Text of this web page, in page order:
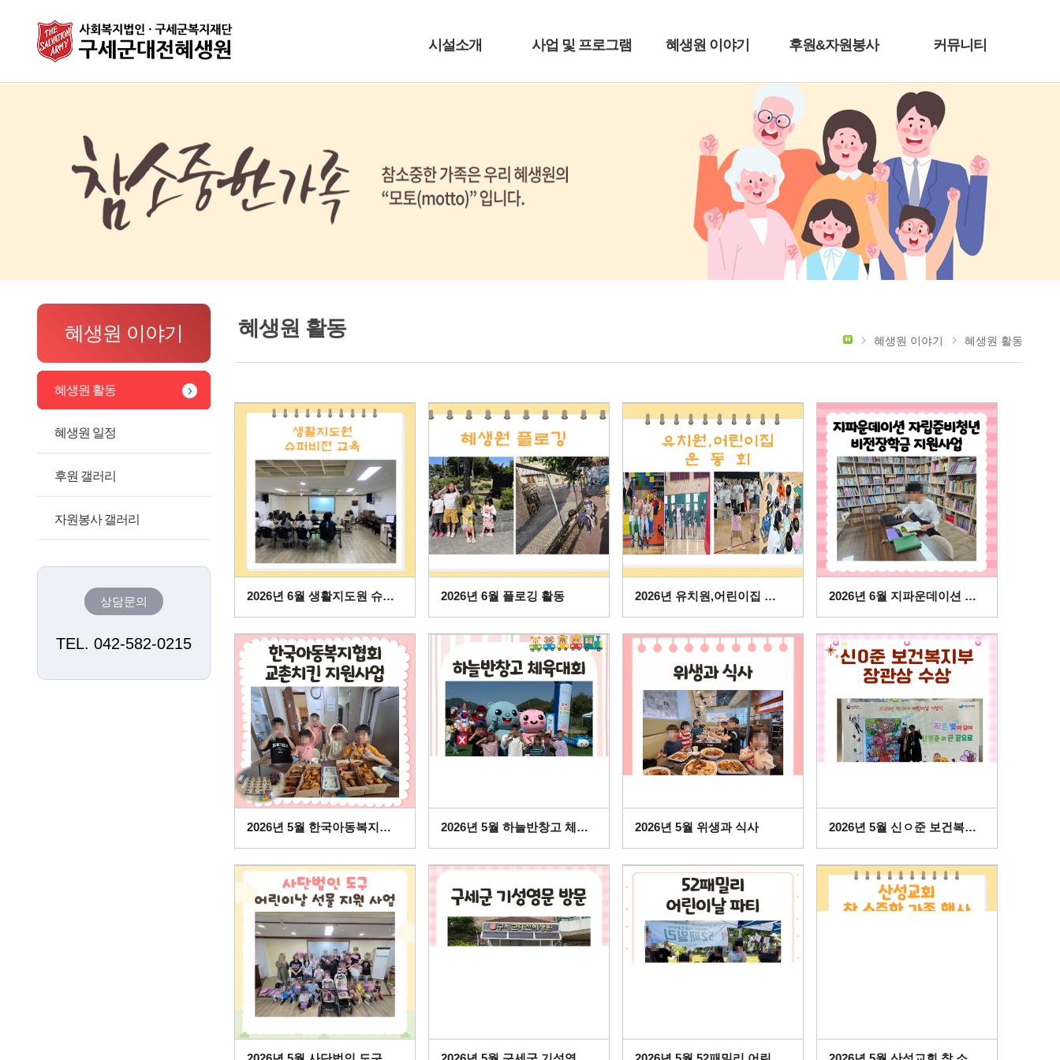
시설소개 사업 및 프로그램 혜생원 이야기 후원&자원봉사 커뮤니티
혜생원 이야기
혜생원 활동
혜생원 일정
후원 갤러리
자원봉사 갤러리
상담문의
TEL. 042-582-0215
혜생원 활동
혜생원 이야기 혜생원 활동
2026년 6월 생활지도원 슈퍼비전 교육(총 2회 진행) 2026년 6월 플로깅 활동 2026년 유치원,어린이집 운동회 2026년 6월 지파운데이션 자립준비청년 비전장학금 지원사업
2026년 5월 한국아동복지협회 교촌치킨 지원사업 2026년 5월 하늘반창고 체육대회 2026년 5월 위생과 식사 2026년 5월 신ㅇ준 보건복지부 장관상 수상